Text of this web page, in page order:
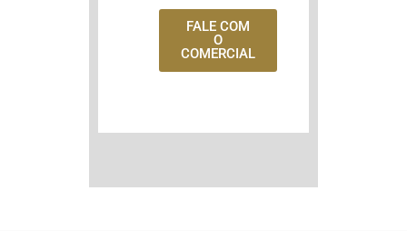
FALE COM
O
COMERCIAL